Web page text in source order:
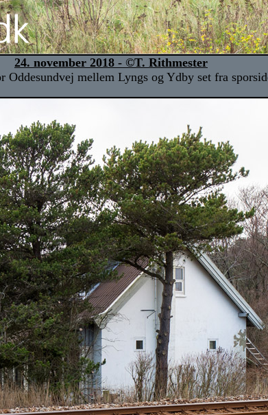
24. november 2018 - ©T. Rithmester
Oddesundvej mellem Lyngs og Ydby set fra